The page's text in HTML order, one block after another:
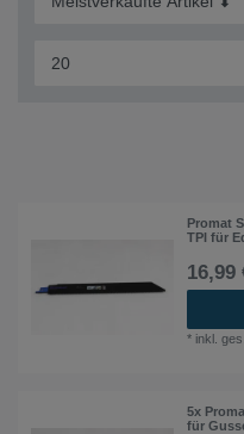
Promat
TPI für
16,99
* inkl.
5x
für